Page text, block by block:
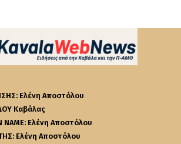
Ελένη Αποστόλου
Καβάλας
NAME: Ελένη Αποστόλου
Ελένη Αποστόλου